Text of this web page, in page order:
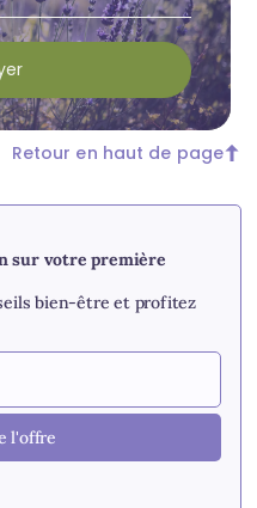
Retour en haut de page
sur votre première
bien-être et profitez
l'offre